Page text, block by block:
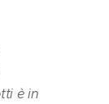
è in